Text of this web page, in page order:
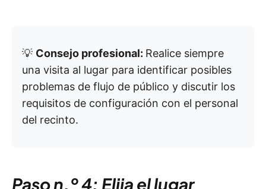
💡 Consejo profesional: Realice siempre
una visita al lugar para identificar posibles
problemas de flujo de público y discutir los
requisitos de configuración con el personal
del recinto.
Paso n.º 4: Elija el lugar